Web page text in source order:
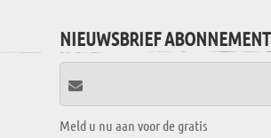
NIEUWSBRIEF ABONNEMENT
Meld u nu aan voor de gratis